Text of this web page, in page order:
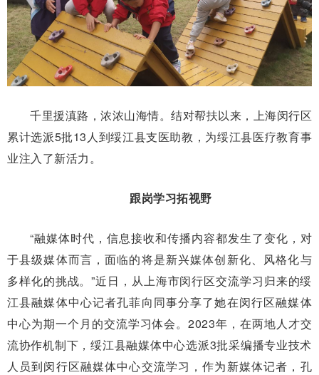
千里援滇路，浓浓山海情。结对帮扶以来，上海闵行区
累计选派5批13人到绥江县支医助教，为绥江县医疗教育事
业注入了新活力。
跟岗学习拓视野
“融媒体时代，信息接收和传播内容都发生了变化，对
于县级媒体而言，面临的将是新兴媒体创新化、风格化与
多样化的挑战。”近日，从上海市闵行区交流学习归来的绥
江县融媒体中心记者孔菲向同事分享了她在闵行区融媒体
中心为期一个月的交流学习体会。2023年，在两地人才交
流协作机制下，绥江县融媒体中心选派3批采编播专业技术
人员到闵行区融媒体中心交流学习，作为新媒体记者，孔